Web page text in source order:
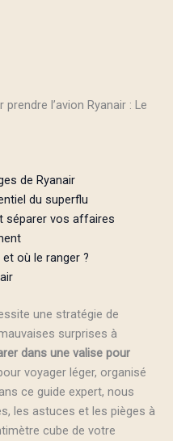
l’avion Ryanair : Le
de Ryanair
du superflu
séparer vos affaires
où le ranger ?
une stratégie de
surprises à
dans une valise pour
voyager léger, organisé
ce guide expert, nous
les astuces et les pièges à
cube de votre